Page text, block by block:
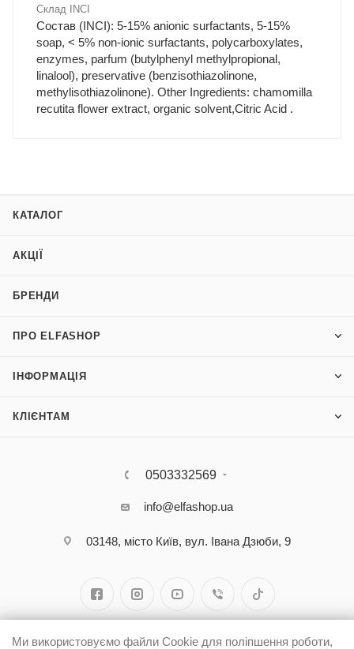
Склад INCI
Состав (INCI): 5-15% anionic surfactants, 5-15%
soap, < 5% non-ionic surfactants, polycarboxylates,
enzymes, parfum (butylphenyl methylpropional,
linalool), preservative (benzisothiazolinone,
methylisothiazolinone). Other Ingredients: chamomilla
recutita flower extract, organic solvent,Citric Acid .
КАТАЛОГ
АКЦІЇ
БРЕНДИ
ПРО ELFASHOP
ІНФОРМАЦІЯ
КЛІЄНТАМ
0503332569
info@elfashop.ua
03148, місто Київ, вул. Івана Дзюби, 9
Ми використовуємо файли Cookie для поліпшення роботи,